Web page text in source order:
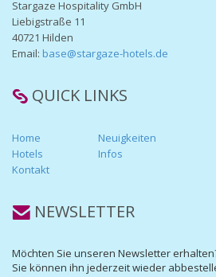
Stargaze Hospitality GmbH
Liebigstraße 11
40721 Hilden
Email: base@stargaze-hotels.de
QUICK LINKS
Home
Neuigkeiten
Hotels
Infos
Kontakt
NEWSLETTER
Möchten Sie unseren Newsletter
Sie können ihn jederzeit wieder